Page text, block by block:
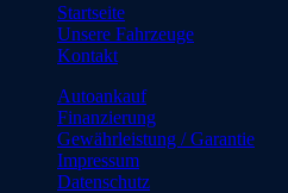
Startseite
Unsere Fahrzeuge
Kontakt
Autoankauf
Finanzierung
Gewährleistung / Garantie
Impressum
Datenschutz